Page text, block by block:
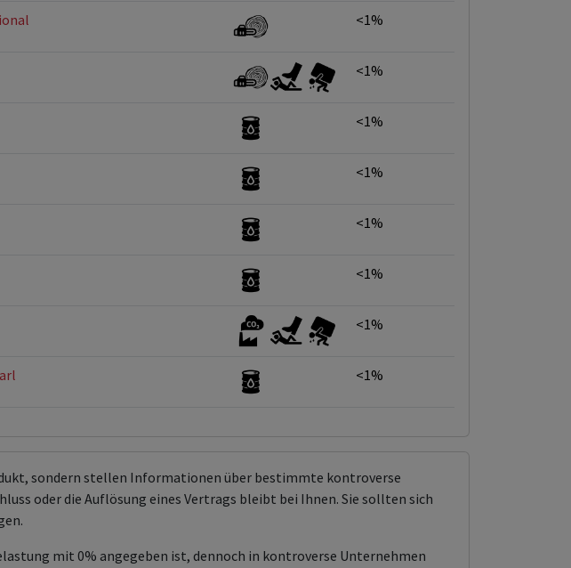
<1%
<1%
<1%
<1%
<1%
<1%
<1%
<1%
sondern stellen Informationen über bestimmte kontroverse
oder die Auflösung eines Vertrags bleibt bei Ihnen. Sie sollten sich
mit 0% angegeben ist, dennoch in kontroverse Unternehmen